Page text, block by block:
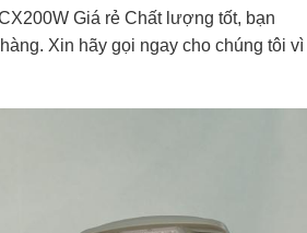
Giá rẻ Chất lượng tốt, bạn
Xin hãy gọi ngay cho chúng tôi vì